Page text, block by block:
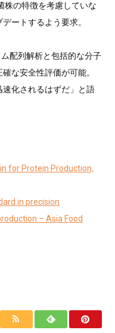
株の特徴を考慮していな
ートするよう要求。
配列解析と包括的な分子
な安全性評価が可能。
化されるはずだ」と語
for Protein Production,
in precision
– Asia Food